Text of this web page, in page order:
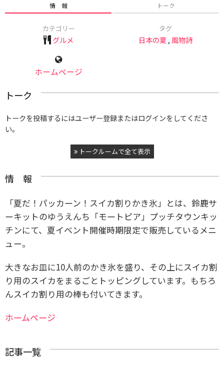
情 報 トーク
カテゴリー
グルメ
タグ
日本の夏 , 風物詩
ホームページ
トーク
トークを投稿するにはユーザー登録またはログインをしてくださ
い。
トークルームで全て表示
情 報
「夏だ！パッカーン！スイカ割りかき氷」とは、鈴鹿サ
ーキットのゆうえんち「モートピア」プッチタウンキッ
チンにて、夏イベント開催時期限定で販売しているメニ
ュー。
大きなお皿に10人前のかき氷を盛り、その上にスイカ割
り用のスイカをまるごとトッピングしています。もちろ
んスイカ割り用の棒も付いてきます。
ホームページ
記事一覧